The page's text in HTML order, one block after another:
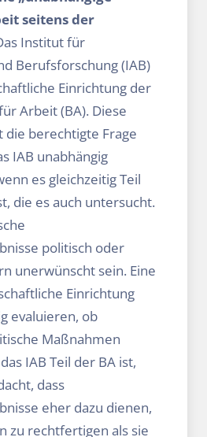
seitens der
Institut für
Berufsforschung (IAB)
Einrichtung der
Arbeit (BA). Diese
berechtigte Frage
IAB unabhängig
es gleichzeitig Teil
die es auch untersucht.
politisch oder
unerwünscht sein. Eine
Einrichtung
evaluieren, ob
Maßnahmen
IAB Teil der BA ist,
dass
eher dazu dienen,
zu rechtfertigen als sie